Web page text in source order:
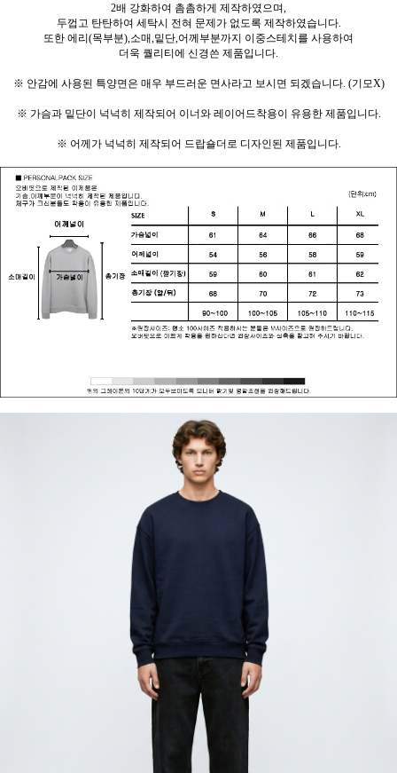
2배 강화하여 촘촘하게 제작하였으며,
두껍고 탄탄하여 세탁시 전혀 문제가 없도록 제작하였습니다.
또한 에리(목부분),소매,밑단,어께부분까지 이중스테치를 사용하여
더욱 퀄리티에 신경쓴 제품입니다.
※ 안감에 사용된 특양면은 매우 부드러운 면사라고 보시면 되겠습니다. (기모X)
※ 가슴과 밑단이 넉넉히 제작되어 이너와 레이어드착용이 유용한 제품입니다.
※ 어께가 넉넉히 제작되어 드랍숄더로 디자인된 제품입니다.